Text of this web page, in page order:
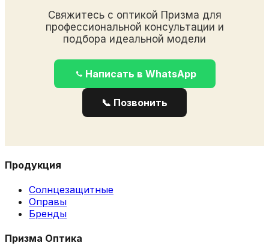
Свяжитесь с оптикой Призма для
профессиональной консультации и
подбора идеальной модели
Написать в WhatsApp
📞 Позвонить
Продукция
Солнцезащитные
Оправы
Бренды
Призма Оптика